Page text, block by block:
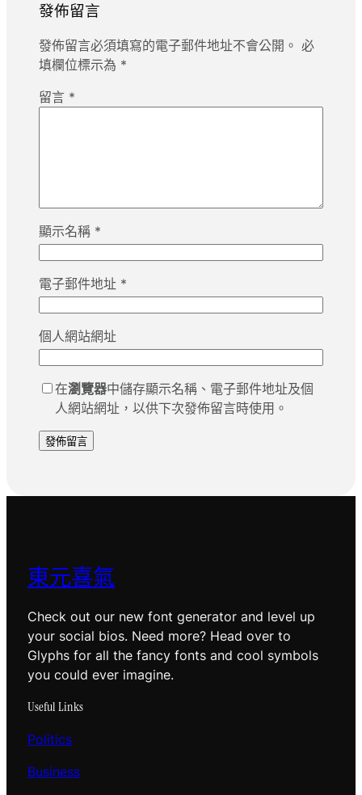
發佈留言
發佈留言必須填寫的電子郵件地址不會公開。 必
填欄位標示為 *
留言 *
顯示名稱 *
電子郵件地址 *
個人網站網址
在瀏覽器中儲存顯示名稱、電子郵件地址及個
人網站網址，以供下次發佈留言時使用。
東元喜氣
Check out our new font generator and level up
your social bios. Need more? Head over to
Glyphs for all the fancy fonts and cool symbols
you could ever imagine.
Useful Links
Politics
Business